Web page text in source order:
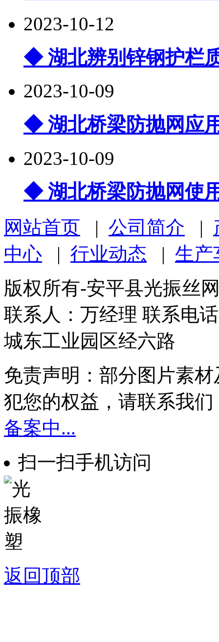
2023-10-12
◆ 湖北辨别锌钢护栏
2023-10-09
◆ 湖北桥梁防抛网应
2023-10-09
◆ 湖北桥梁防抛网使
网站首页 | 公司简介 |
中心 | 行业动态 | 生产
版权所有-安平县光振丝
联系人：万经理 联系电
城东工业园区经六路
免责声明：部分图片素
犯您的权益，请联系我
备案中...
扫一扫手机访问
返回顶部